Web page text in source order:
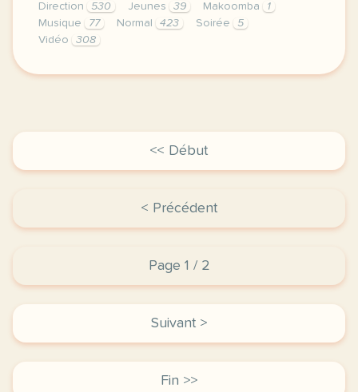
Direction
530 Jeunes 39 Makoomba
1
Musique
77 Normal 423 Soirée
5
Vidéo
308
didomi host didomi components button cursor
<< Début
< Précédent
Page 1 / 2
Suivant >
Fin >>